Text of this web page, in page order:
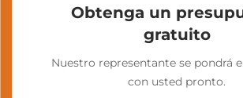
Obtenga un
gratuito
Nuestro representante se pondrá
con usted pronto.